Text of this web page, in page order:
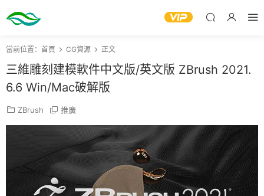
當前位置： 首頁 CG資源 正文
三維雕刻建模軟件中文版/英文版 ZBrush 2021.
6.6 Win/Mac破解版
ZBrush 推廣